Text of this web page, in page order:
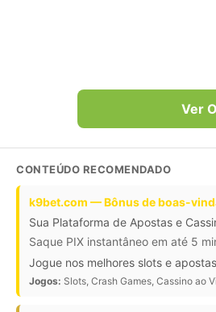
Ver
CONTEÚDO RECOMENDADO
k9bet.com — Bônus de boas-
Sua Plataforma de Apostas e
Saque PIX instantâneo em até 5
Jogue nos melhores slots e
Jogos: Slots, Crash Games, Cassino ao